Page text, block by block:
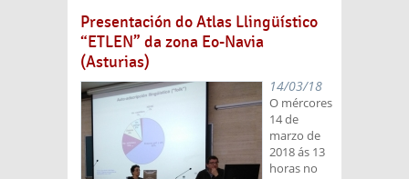
Presentación do Atlas Llingüístico
“ETLEN” da zona Eo-Navia
(Asturias)
14/03/18
O mércores
14 de
marzo de
2018 ás 13
horas no